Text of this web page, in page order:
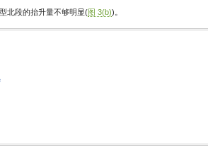
北段的抬升量不够明显(图 3(b))。